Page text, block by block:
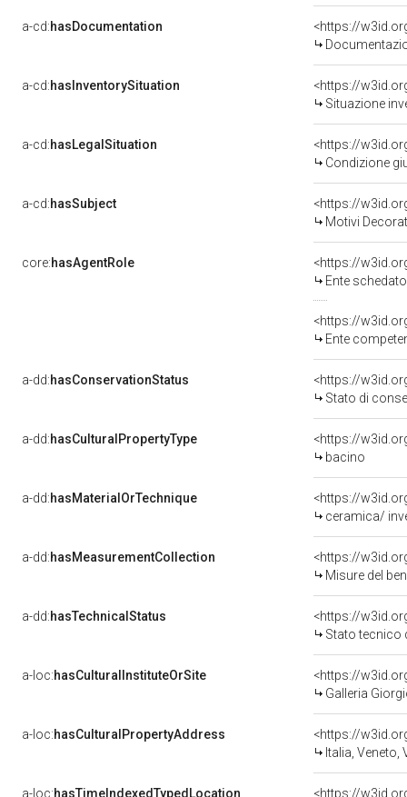
a-cd:hasDocumentation
a-cd:hasInventorySituation
<https://
Situazione
a-cd:hasLegalSituation
<https://
Condizione
a-cd:hasSubject
<https://
Motivi
core:hasAgentRole
<https://
Ente
<https://
Ente competente per tutela
a-dd:hasConservationStatus
<https://
Stato di
a-dd:hasCulturalPropertyType
<https://
bacino
a-dd:hasMaterialOrTechnique
<https://
ceramica/
a-dd:hasMeasurementCollection
<https://
Misure del
a-dd:hasTechnicalStatus
<https://
Stato tecnico
a-loc:hasCulturalInstituteOrSite
<https://
Galleria
a-loc:hasCulturalPropertyAddress
<https://
Italia, Veneto,
a-loc:hasTimeIndexedTypedLocation
<https://